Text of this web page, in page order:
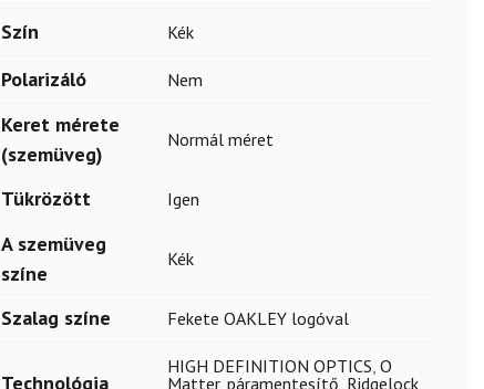
Szín Kék
Polarizáló Nem
Keret mérete
(szemüveg)
Normál méret
Tükrözött Igen
A szemüveg
színe
Kék
Szalag színe Fekete OAKLEY logóval
Technológia
HIGH DEFINITION OPTICS, O
Matter, páramentesítő, Ridgelock,